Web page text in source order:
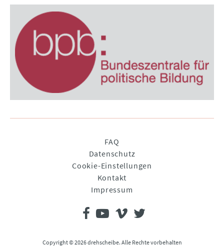
FAQ
Datenschutz
Cookie-Einstellungen
Kontakt
Impressum
Copyright © 2026 drehscheibe. Alle Rechte vorbehalten